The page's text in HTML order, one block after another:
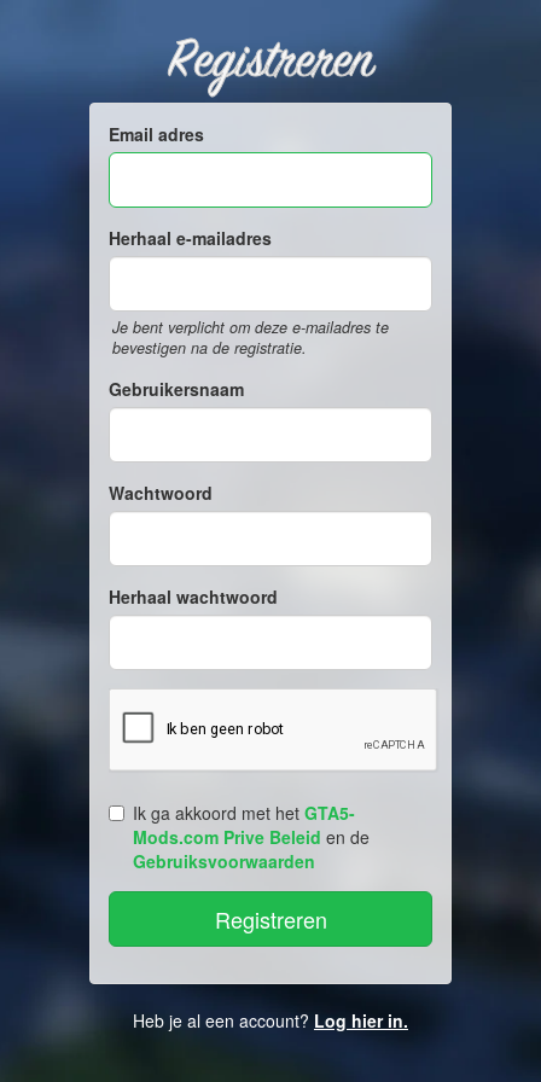
Registreren
Email adres
Herhaal e-mailadres
Je bent verplicht om deze e-mailadres te
bevestigen na de registratie.
Gebruikersnaam
Wachtwoord
Herhaal wachtwoord
Ik ga akkoord met het GTA5-
Mods.com Prive Beleid en de
Gebruiksvoorwaarden
Heb je al een account? Log hier in.